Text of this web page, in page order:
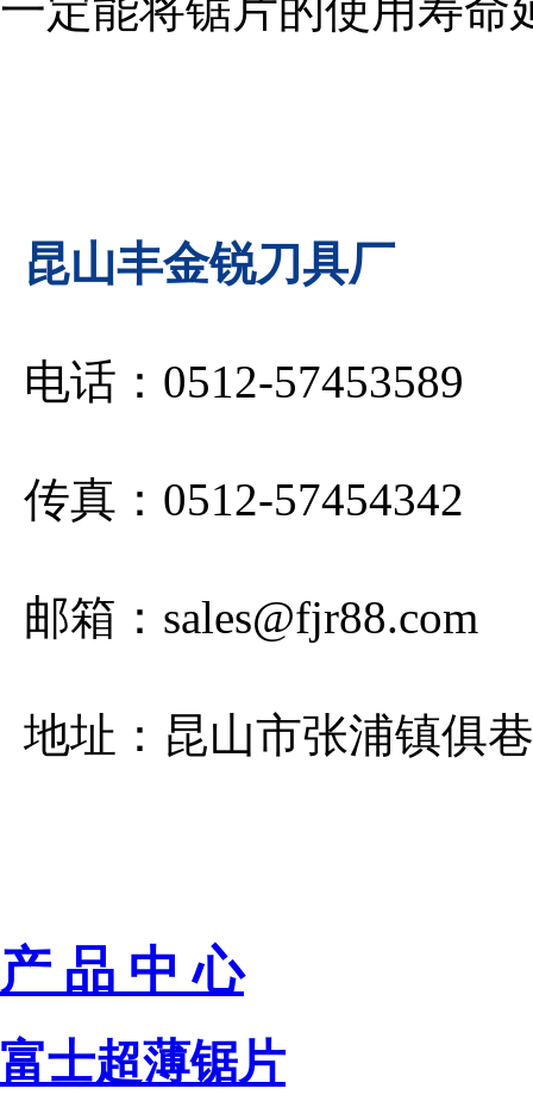
昆山丰金锐刀具厂
电话：0512-57453589
传真：0512-57454342
邮箱：sales@fjr88.com
地址：昆山市张浦镇俱
产 品 中 心
富士超薄锯片